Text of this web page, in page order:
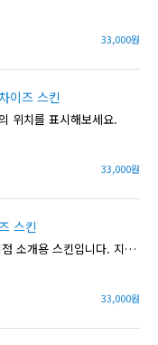
33,000원
이즈 스킨
위치를 표시해보세요.
33,000원
스킨
워드프레스 프랜차이즈 지점 소개용 스킨입니다. 지도위에 지점을 표시 해줍니다.
33,000원